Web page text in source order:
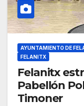
AYUNTAMIENTO DE
FELANITX
Felanitx
Pabellón
Timoner